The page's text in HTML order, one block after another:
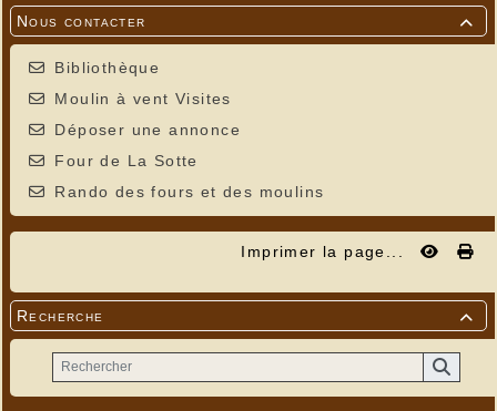

Nous contacter
Bibliothèque
Moulin à vent Visites
Déposer une annonce
Four de La Sotte
Rando des fours et des moulins
Imprimer la page...

Recherche